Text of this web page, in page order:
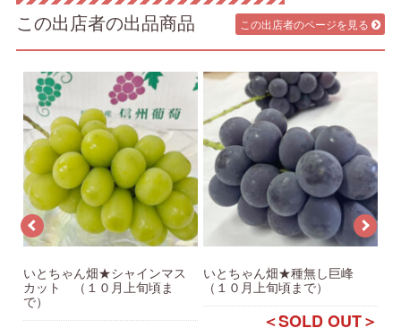
この出店者の出品商品 この出店者のページを見る
いとちゃん畑★シャインマス
カット （１０月上旬頃ま
で）
いとちゃん畑★種無し巨峰
（１０月上旬頃まで）
＜SOLD OUT＞